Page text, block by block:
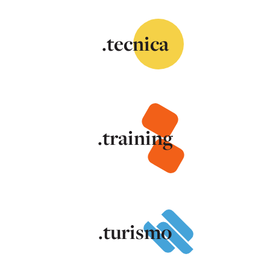
.tecnica
.training
.turismo